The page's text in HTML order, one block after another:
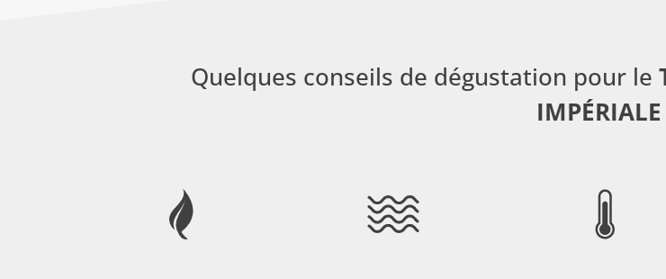
Quelques conseils de dégustation pour le
IMPÉRIALE